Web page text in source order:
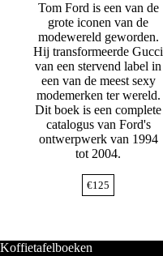
Tom Ford is een van de
grote iconen van de
modewereld geworden.
Hij transformeerde Gucci
van een stervend label in
een van de meest sexy
modemerken ter wereld.
Dit boek is een complete
catalogus van Ford's
ontwerpwerk van 1994
tot 2004.
€125
Koffietafelboeken